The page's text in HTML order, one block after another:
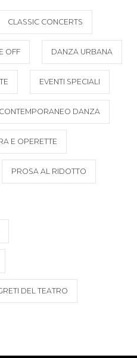
CLASSIC CONCERTS
OFF DANZA URBANA
EVENTI SPECIALI
DANZA
E OPERETTE
PROSA AL RIDOTTO
DEL TEATRO